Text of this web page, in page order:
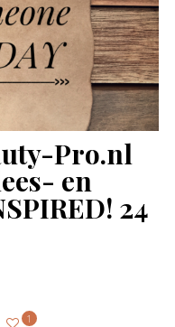
Pro.nl
en
24
1